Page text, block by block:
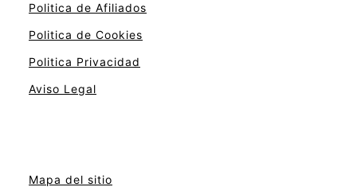
Politica de Afiliados
Politica de Cookies
Politica Privacidad
Aviso Legal
Mapa del sitio